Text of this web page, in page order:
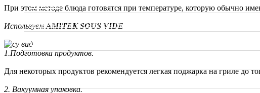
Отзывы о ресторанах
Специалисты
Фото
Видео
При этом методе блюда готовятся при температуре, которую обычно
Используем AMITEK SOUS VIDE
1.Подготовка продуктов.
Для некоторых продуктов рекомендуется легкая поджарка на гриле до
2. Вакуумная упаковка.